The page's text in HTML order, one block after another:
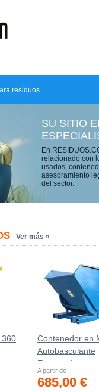
residuos
SU SITIO
En
relacionado con
usados,
asesoramiento
del sector.
Ver más »
360
Contenedor en
Autobasculante
Estanco *
A partir de
685,00 €